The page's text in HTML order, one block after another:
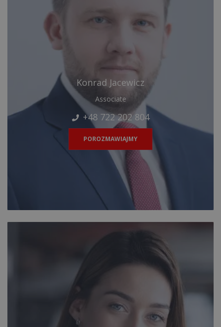
Konrad Jacewicz
Associate
+48 722 202 804
POROZMAWIAJMY